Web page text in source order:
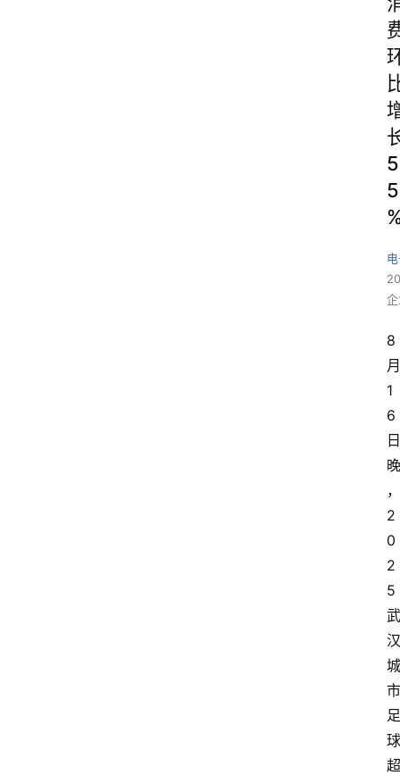
5
5
8
月
1
6
日
晚
，
2
0
2
5
武
汉
城
市
足
球
超